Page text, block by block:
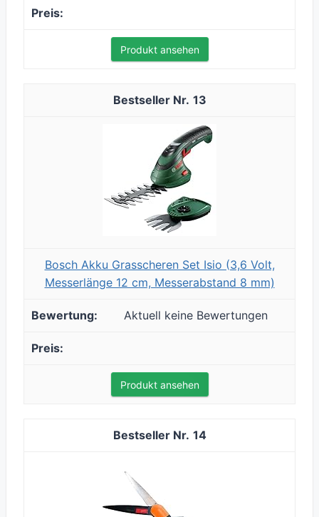
Produkt ansehen
13
Bosch Akku Grasscheren Set Isio (3,6 Volt,
Messerlänge 12 cm, Messerabstand 8 mm)
Aktuell keine Bewertungen
Produkt ansehen
14